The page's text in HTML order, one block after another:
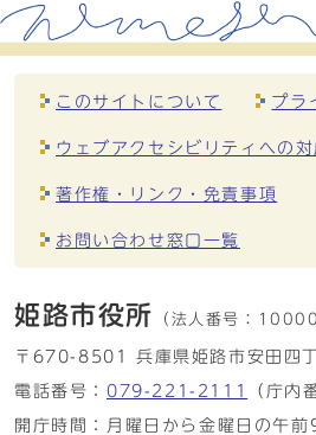
このサイトについて プラ
ウェブアクセシビリティへの対
著作権・リンク・免責事項
お問い合わせ窓口一覧
姫路市役所 （法人番号：
〒670-8501 兵庫県姫路市安田四
電話番号： 079-221-2111
（庁内
開庁時間：月曜日から金曜日の午